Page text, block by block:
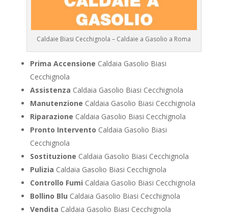
Caldaie Biasi Cecchignola – Caldaie a Gasolio a Roma
Prima Accensione Caldaia Gasolio Biasi
Cecchignola
Assistenza Caldaia Gasolio Biasi Cecchignola
Manutenzione Caldaia Gasolio Biasi Cecchignola
Riparazione Caldaia Gasolio Biasi Cecchignola
Pronto Intervento Caldaia Gasolio Biasi
Cecchignola
Sostituzione Caldaia Gasolio Biasi Cecchignola
Pulizia Caldaia Gasolio Biasi Cecchignola
Controllo Fumi Caldaia Gasolio Biasi Cecchignola
Bollino Blu Caldaia Gasolio Biasi Cecchignola
Vendita Caldaia Gasolio Biasi Cecchignola